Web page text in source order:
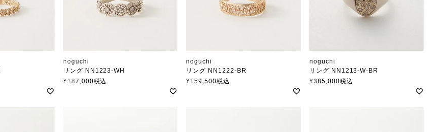
noguchi
リング NN1223-WH
ノグチ
¥187,000税込
noguchi
リング NN1222-BR
ノグチ
¥159,500税込
noguchi
リング NN1213-W-BR
ノグチ
¥385,000税込